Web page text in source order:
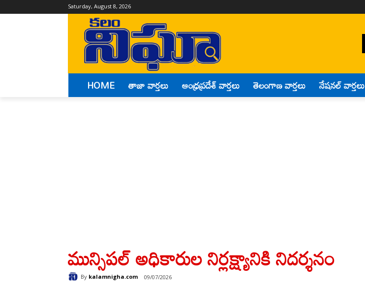
Saturday, August 8, 2026
HOME తాజా వార్తలు ఆంధ్రప్రదేశ్ వార్తలు తెలంగాణ వార్తలు నేషనల్ వార్తలు
మున్సిపల్ అధికారుల నిర్లక్ష్యానికి నిదర్శనం
By kalamnigha.com 09/07/2026